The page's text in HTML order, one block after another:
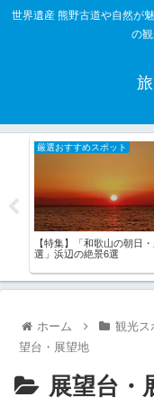
世界遺産 熊野古道や自然が
の
厳選おすすめスポット
【特集】「和歌山の朝日
選」浜辺の絶景6選
ホーム 観光ス
望台・展望地
展望台・